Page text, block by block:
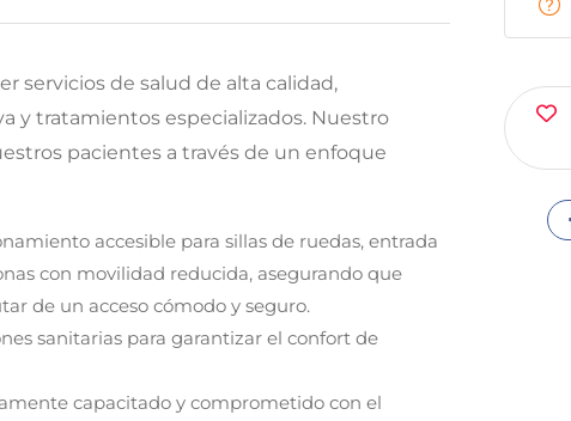
servicios de salud de alta calidad,
y tratamientos especializados. Nuestro
pacientes a través de un enfoque
accesible para sillas de ruedas, entrada
con movilidad reducida, asegurando que
de un acceso cómodo y seguro.
sanitarias para garantizar el confort de
capacitado y comprometido con el